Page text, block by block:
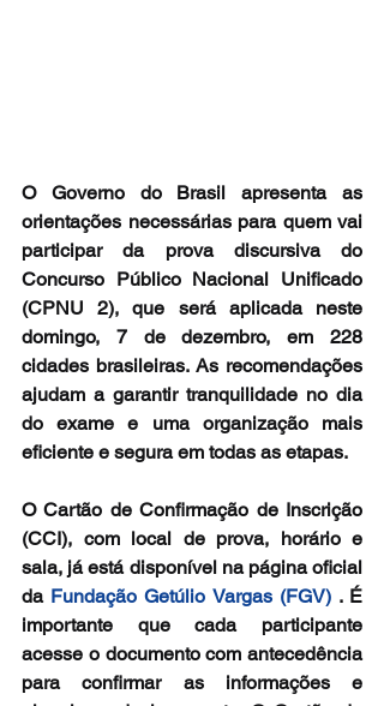
O Governo do Brasil apresenta as
orientações necessárias para quem vai
participar da prova discursiva do
Concurso Público Nacional Unificado
(CPNU 2), que será aplicada neste
domingo, 7 de dezembro, em 228
cidades brasileiras. As recomendações
ajudam a garantir tranquilidade no dia
do exame e uma organização mais
eficiente e segura em todas as etapas.
O Cartão de Confirmação de Inscrição
(CCI), com local de prova, horário e
sala, já está disponível na página oficial
da Fundação Getúlio Vargas (FGV) . É
importante que cada participante
acesse o documento com antecedência
para confirmar as informações e